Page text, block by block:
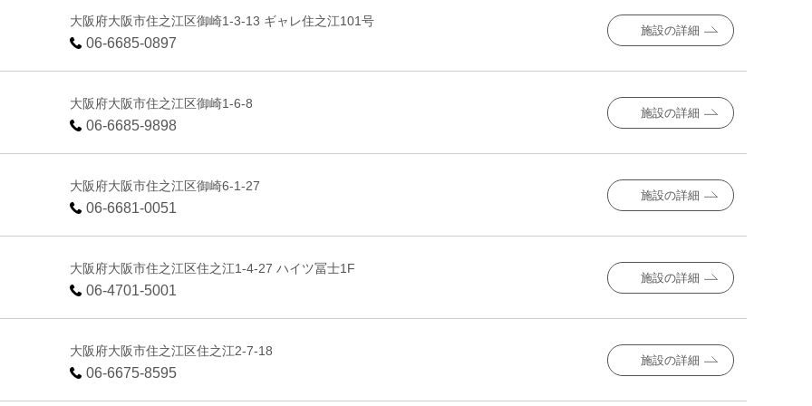
大阪府大阪市住之江区御崎1-3-13 ギャレ住之江101号
06-6685-0897
施設の詳細
大阪府大阪市住之江区御崎1-6-8
06-6685-9898
施設の詳細
大阪府大阪市住之江区御崎6-1-27
06-6681-0051
施設の詳細
大阪府大阪市住之江区住之江1-4-27 ハイツ冨士1F
06-4701-5001
施設の詳細
大阪府大阪市住之江区住之江2-7-18
06-6675-8595
施設の詳細